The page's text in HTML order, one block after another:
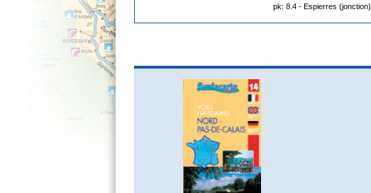
pk: 8.4 - Espierres (jonction)